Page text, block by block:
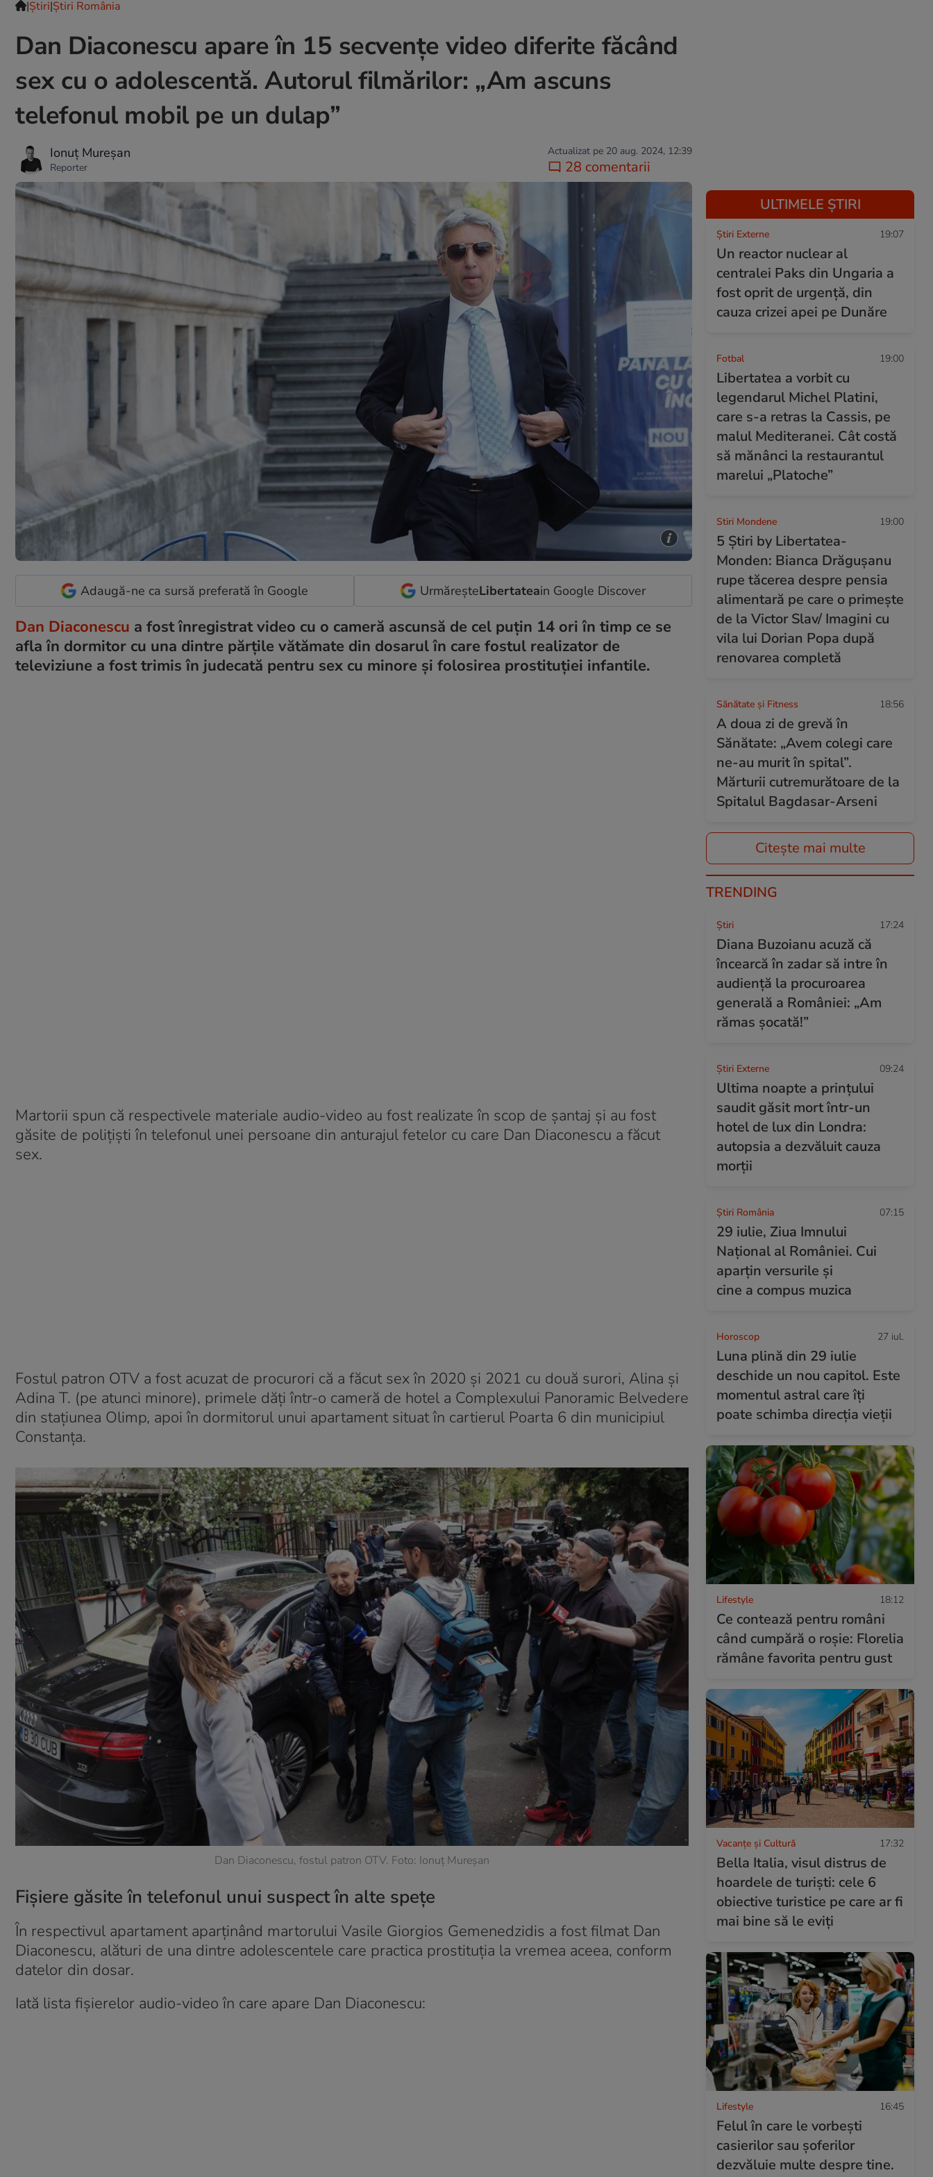
|Ştiri|Știri România
Dan Diaconescu apare în 15 secvențe video diferite făcând
sex cu o adolescentă. Autorul filmărilor: „Am ascuns
telefonul mobil pe un dulap”
Ionuț Mureșan
Reporter
Actualizat pe 20 aug. 2024, 12:39
28 comentarii
Adaugă-ne ca sursă preferată în Google UrmăreșteLibertateain Google Discover
Dan Diaconescu a fost înregistrat video cu o cameră ascunsă de cel puțin 14 ori în timp ce se
afla în dormitor cu una dintre părțile vătămate din dosarul în care fostul realizator de
televiziune a fost trimis în judecată pentru sex cu minore și folosirea prostituției infantile.
Martorii spun că respectivele materiale audio-video au fost realizate în scop de șantaj și au fost
găsite de polițiști în telefonul unei persoane din anturajul fetelor cu care Dan Diaconescu a făcut
sex.
Fostul patron OTV a fost acuzat de procurori că a făcut sex în 2020 și 2021 cu două surori, Alina și
Adina T. (pe atunci minore), primele dăți într-o cameră de hotel a Complexului Panoramic Belvedere
din stațiunea Olimp, apoi în dormitorul unui apartament situat în cartierul Poarta 6 din municipiul
Constanța.
Dan Diaconescu, fostul patron OTV. Foto: Ionuț Mureșan
Fișiere găsite în telefonul unui suspect în alte spețe
În respectivul apartament aparținând martorului Vasile Giorgios Gemenedzidis a fost filmat Dan
Diaconescu, alături de una dintre adolescentele care practica prostituția la vremea aceea, conform
datelor din dosar.
Iată lista fișierelor audio-video în care apare Dan Diaconescu:
ULTIMELE ȘTIRI
Știri Externe 19:07
Un reactor nuclear al
centralei Paks din Ungaria a
fost oprit de urgență, din
cauza crizei apei pe Dunăre
Fotbal 19:00
Libertatea a vorbit cu
legendarul Michel Platini,
care s-a retras la Cassis, pe
malul Mediteranei. Cât costă
să mănânci la restaurantul
marelui „Platoche”
Stiri Mondene 19:00
5 Știri by Libertatea-
Monden: Bianca Drăgușanu
rupe tăcerea despre pensia
alimentară pe care o primește
de la Victor Slav/ Imagini cu
vila lui Dorian Popa după
renovarea completă
Sănătate și Fitness 18:56
A doua zi de grevă în
Sănătate: „Avem colegi care
ne-au murit în spital”.
Mărturii cutremurătoare de la
Spitalul Bagdasar-Arseni
Citește mai multe
TRENDING
Ştiri 17:24
Diana Buzoianu acuză că
încearcă în zadar să intre în
audiență la procuroarea
generală a României: „Am
rămas șocată!”
Știri Externe 09:24
Ultima noapte a prințului
saudit găsit mort într-un
hotel de lux din Londra:
autopsia a dezvăluit cauza
morții
Știri România 07:15
29 iulie, Ziua Imnului
Național al României. Cui
aparțin versurile și
cine a compus muzica
Horoscop 27 iul.
Luna plină din 29 iulie
deschide un nou capitol. Este
momentul astral care îți
poate schimba direcția vieții
Lifestyle 18:12
Ce contează pentru români
când cumpără o roșie: Florelia
rămâne favorita pentru gust
Vacanțe și Cultură 17:32
Bella Italia, visul distrus de
hoardele de turiști: cele 6
obiective turistice pe care ar fi
mai bine să le eviți
Lifestyle 16:45
Felul în care le vorbești
casierilor sau șoferilor
dezvăluie multe despre tine.